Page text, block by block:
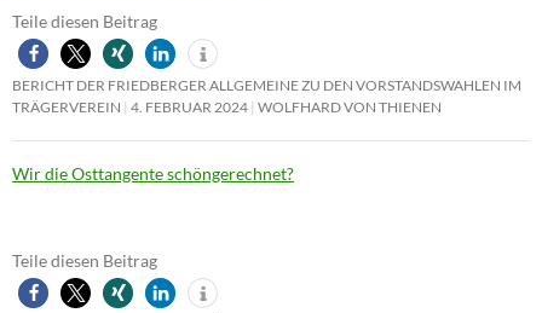
Teile diesen Beitrag
BERICHT DER FRIEDBERGER ALLGEMEINE ZU DEN VORSTANDSWAHLEN IM
TRÄGERVEREIN 4. FEBRUAR 2024 WOLFHARD VON THIENEN
Wir die Osttangente schöngerechnet?
Teile diesen Beitrag